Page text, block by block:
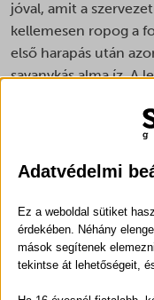
jóval, amit a
kellemesen ropog a
első harapás után
savanykás alma íz. A
is kifejezetten a
ellenállhatatlanná,
kompótban is
A házinénik
Sastelki
különféle alma
levélanalízis,
Adatvédelmi
Ez a weboldal sütiket
érdekében. Néhány
mások segítenek
tekintse át lehetőségeit,